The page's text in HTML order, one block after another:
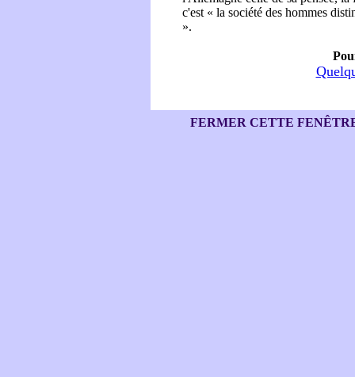
c'est « la société des hommes
».
FERMER CETTE